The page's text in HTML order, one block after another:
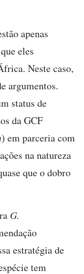
apenas
eles
Neste caso,
argumentos.
status de
da GCF
) em parceria com
na natureza
que o dobro
G.
estratégia de
tem